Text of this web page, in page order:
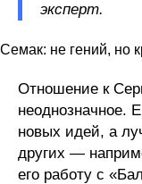
эксперт.
Семак: не гений, но
Отношение к
неоднозначное.
новых идей, а
других —
его работу с